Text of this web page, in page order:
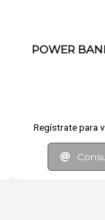
LINTERNA LED
Regístrate para ver
Consultar